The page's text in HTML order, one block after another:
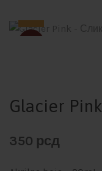
Glacier Pink
350 рсд